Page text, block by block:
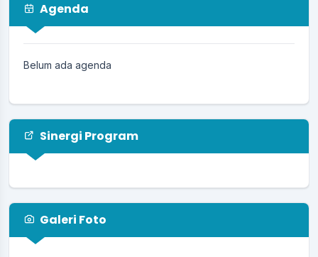
23 Juni 2025
PENCEGAHAN PENIPUAN AKTIVASI
17 Juni 2025
Agenda
Belum ada agenda
Sinergi Program
Galeri Foto